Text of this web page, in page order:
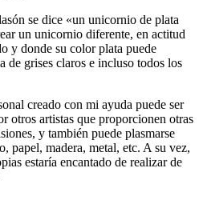
se dice «un unicornio de plata
un unicornio diferente, en actitud
y donde su color plata puede
de grises claros e incluso todos los
creado con mi ayuda puede ser
otros artistas que proporcionen otras
y también puede plasmarse
papel, madera, metal, etc. A su vez,
estaría encantado de realizar de